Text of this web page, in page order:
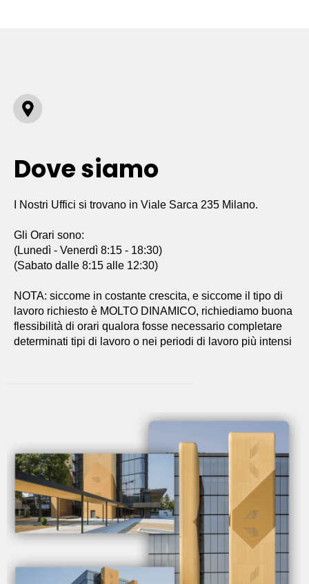
Dove siamo
I Nostri Uffici si trovano in Viale Sarca 235 Milano.
Gli Orari sono:
(Lunedì - Venerdì 8:15 - 18:30)
(Sabato dalle 8:15 alle 12:30)
NOTA: siccome in costante crescita, e siccome il tipo di
lavoro richiesto è MOLTO DINAMICO, richiediamo buona
flessibilità di orari qualora fosse necessario completare
determinati tipi di lavoro o nei periodi di lavoro più intensi